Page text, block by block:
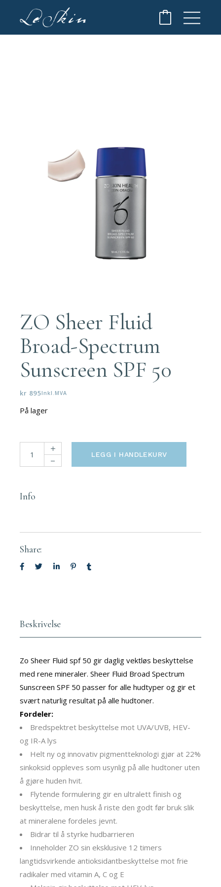
ZO Sheer Fluid
Broad-Spectrum
Sunscreen SPF 50
kr 895Inkl.MVA
På lager
ZO Sheer Fluid Broad-Spectrum Sunscreen SPF 50 quantity
LEGG I HANDLEKURV
Info
Share:
Beskrivelse
Zo Sheer Fluid spf 50 gir daglig vektløs beskyttelse
med rene mineraler. Sheer Fluid Broad Spectrum
Sunscreen SPF 50 passer for alle hudtyper og gir et
svært naturlig resultat på alle hudtoner.
Fordeler:
Bredspektret beskyttelse mot UVA/UVB, HEV-
og IR-A lys
Helt ny og innovativ pigmentteknologi gjør at 22%
sinkoksid oppleves som usynlig på alle hudtoner uten
å gjøre huden hvit.
Flytende formulering gir en ultralett finish og
beskyttelse, men husk å riste den godt før bruk slik
at mineralene fordeles jevnt.
Bidrar til å styrke hudbarrieren
Inneholder ZO sin eksklusive 12 timers
langtidsvirkende antioksidantbeskyttelse mot frie
radikaler med vitamin A, C og E